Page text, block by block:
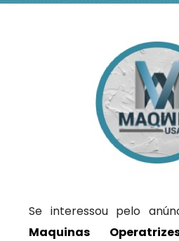
Se interessou pelo
Maquinas